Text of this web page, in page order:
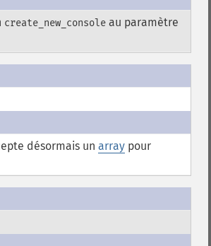
create_new_console au paramètre
désormais un array pour